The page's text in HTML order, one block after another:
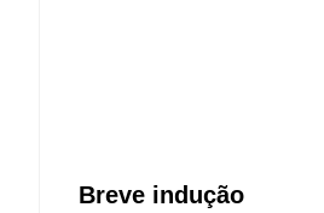
Breve indução